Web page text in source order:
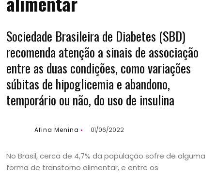
Sociedade Brasileira de Diabetes (SBD)
recomenda atenção a sinais de associação
entre as duas condições, como variações
súbitas de hipoglicemia e abandono,
temporário ou não, do uso de insulina
Afina Menina 01/06/2022
No Brasil, cerca de 4,7% da população sofre de alguma
forma de transtorno alimentar, e entre os